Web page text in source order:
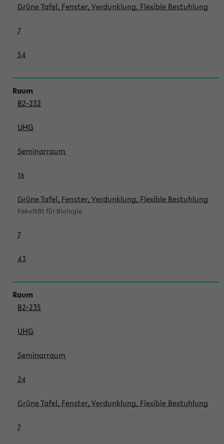
Grüne Tafel, Fenster, Verdunklung, Flexible Bestuhlung
7
54
B2-232
UHG
Seminarraum
16
Grüne Tafel, Fenster, Verdunklung, Flexible Bestuhlung
Fakultät für Biologie
7
43
B2-235
UHG
Seminarraum
24
Grüne Tafel, Fenster, Verdunklung, Flexible Bestuhlung
7